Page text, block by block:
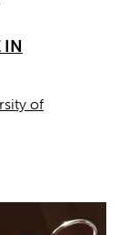
IN
of